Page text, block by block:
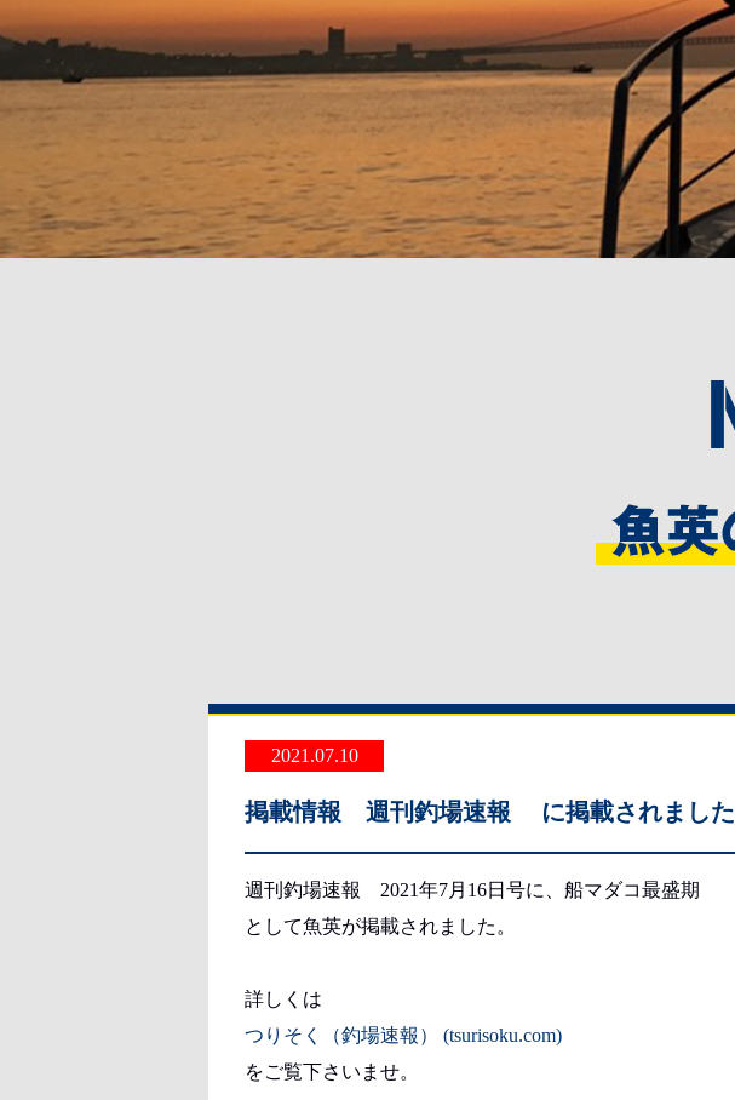
2021.07.10
掲載情報 週刊釣場速報 に掲載されました
週刊釣場速報 2021年7月16日号に、船マダコ最盛期
として魚英が掲載されました。
詳しくは
つりそく（釣場速報） (tsurisoku.com)
をご覧下さいませ。